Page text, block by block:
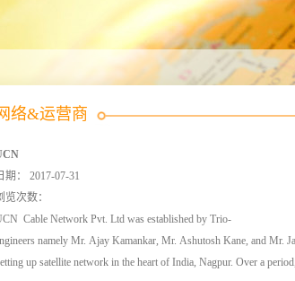
络&运营商
期：
2017-07-31
览次数：
Cable Network Pvt. Ltd was established by Trio-
namely Mr. Ajay Kamankar, Mr. Ashutosh Kane, and Mr.
up satellite network in the heart of India, Nagpur. Over a